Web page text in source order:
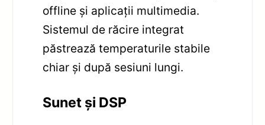
offline și aplicații multimedia.
Sistemul de răcire integrat
păstrează temperaturile stabile
chiar și după sesiuni lungi.
Sunet și DSP